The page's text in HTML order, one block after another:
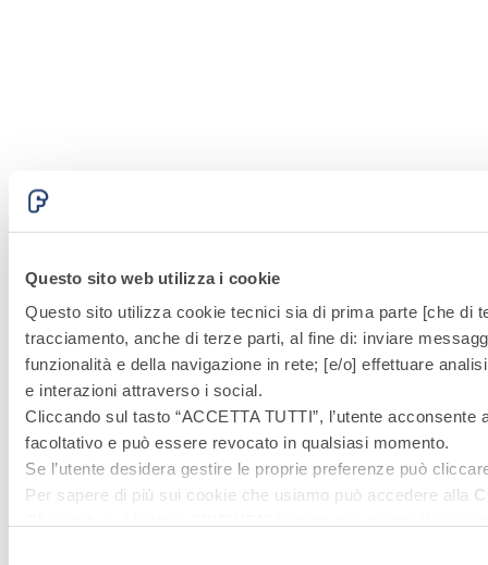
Questo sito web utilizza i cookie
Questo sito utilizza cookie tecnici sia di prima parte [che di
tracciamento, anche di terze parti, al fine di: inviare
funzionalità e della navigazione in rete; [e/o] effettuare
e interazioni attraverso i social.
Cliccando sul tasto “ACCETTA TUTTI”, l’utente
facoltativo e può essere revocato in qualsiasi momento.
Se l’utente desidera gestire le proprie preferenze può
Per sapere di più sui cookie che usiamo può accedere alla